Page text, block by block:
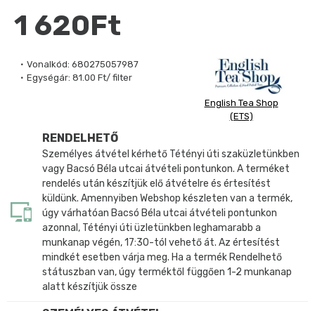
Vonalkód: 680275057987
Egységár: 81.00 Ft/ filter
English Tea Shop
(ETS)
1 620Ft
RENDELHETŐ
Személyes átvétel kérhető Tétényi úti szaküzletünkben
vagy Bacsó Béla utcai átvételi pontunkon. A terméket
rendelés után készítjük elő átvételre és értesítést
küldünk. Amennyiben Webshop készleten van a termék,
úgy várhatóan Bacsó Béla utcai átvételi pontunkon
azonnal, Tétényi úti üzletünkben leghamarabb a
munkanap végén, 17:30-tól vehető át. Az értesítést
mindkét esetben várja meg. Ha a termék Rendelhető
státuszban van, úgy terméktől függően 1-2 munkanap
alatt készítjük össze